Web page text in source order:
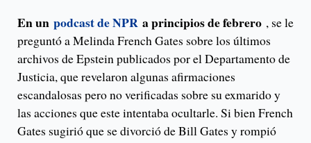
En un podcast de NPR a principios de febrero , se le
preguntó a Melinda French Gates sobre los últimos
archivos de Epstein publicados por el Departamento de
Justicia, que revelaron algunas afirmaciones
escandalosas pero no verificadas sobre su exmarido y
las acciones que este intentaba ocultarle. Si bien French
Gates sugirió que se divorció de Bill Gates y rompió